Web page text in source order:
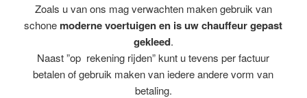
Zoals u van ons mag verwachten maken gebruik van
schone moderne voertuigen en is uw chauffeur gepast
gekleed.
Naast ”op rekening rijden” kunt u tevens per factuur
betalen of gebruik maken van iedere andere vorm van
betaling.